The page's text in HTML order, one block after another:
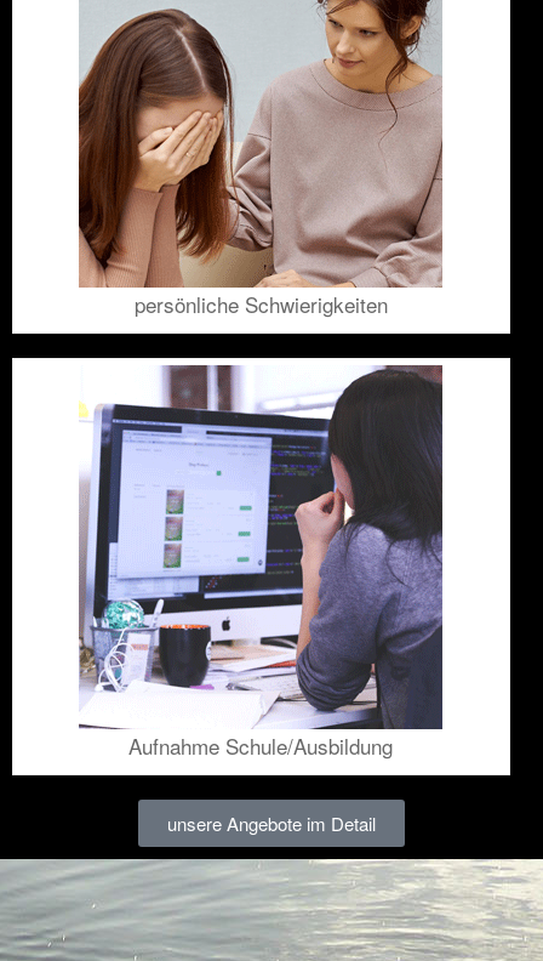
persönliche Schwierigkeiten
Aufnahme Schule/Ausbildung
unsere Angebote im Detail